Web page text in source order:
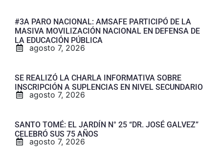
#3A PARO NACIONAL: AMSAFE PARTICIPÓ DE LA
MASIVA MOVILIZACIÓN NACIONAL EN DEFENSA DE
LA EDUCACIÓN PÚBLICA
agosto 7, 2026
SE REALIZÓ LA CHARLA INFORMATIVA SOBRE
INSCRIPCIÓN A SUPLENCIAS EN NIVEL SECUNDARIO
agosto 7, 2026
SANTO TOMÉ: EL JARDÍN N° 25 “DR. JOSÉ GALVEZ”
CELEBRÓ SUS 75 AÑOS
agosto 7, 2026